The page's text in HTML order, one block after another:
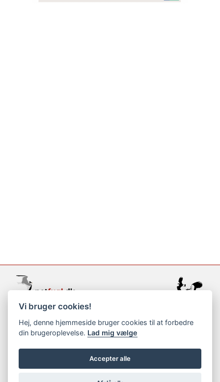
support@netfugl.dk
copyright © 2002-2023
Vi bruger cookies!
Hej, denne hjemmeside bruger cookies til at forbedre
din brugeroplevelse. Lad mig vælge
Accepter alle